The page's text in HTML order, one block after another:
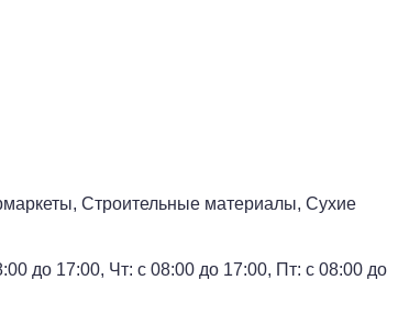
Строительные материалы, Сухие
до 17:00, Чт: с 08:00 до 17:00, Пт: с 08:00 до